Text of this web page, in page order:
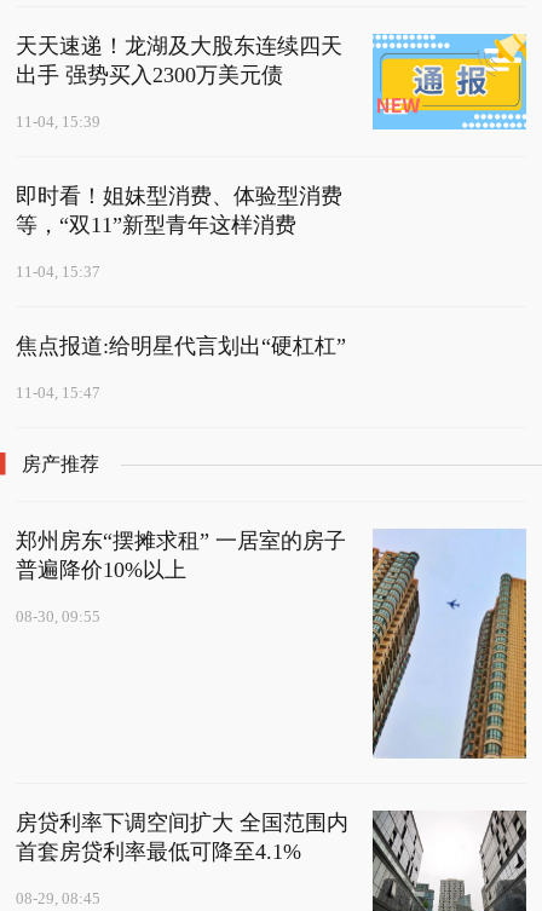
天天速递！龙湖及大股东连续四天
出手 强势买入2300万美元债
11-04, 15:39
即时看！姐妹型消费、体验型消费
等，“双11”新型青年这样消费
11-04, 15:37
焦点报道:给明星代言划出“硬杠杠”
11-04, 15:47
房产推荐
郑州房东“摆摊求租” 一居室的房子
普遍降价10%以上
08-30, 09:55
房贷利率下调空间扩大 全国范围内
首套房贷利率最低可降至4.1%
08-29, 08:45